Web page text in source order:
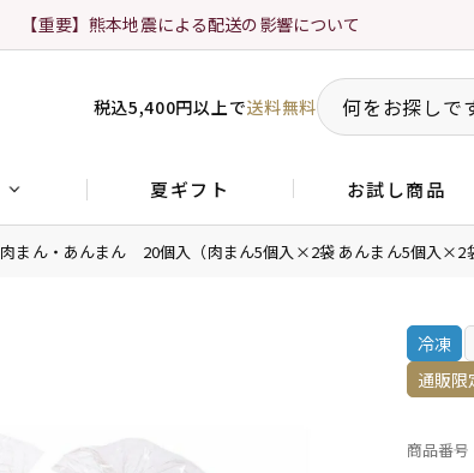
【重要】熊本地震による配送の影響について
税込5,400円以上で送料無料
夏ギフト お試し商品
肉まん・あんまん 20個入（肉まん5個入×2袋 あんまん5個入×2
冷凍
通販限
商品番号